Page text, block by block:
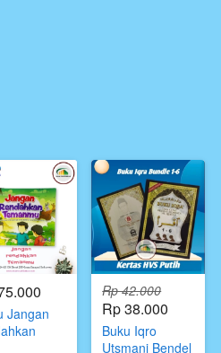
Jangan
Rp 42.000
Rp 38.000
Buku Iqro
Utsmani Bendel